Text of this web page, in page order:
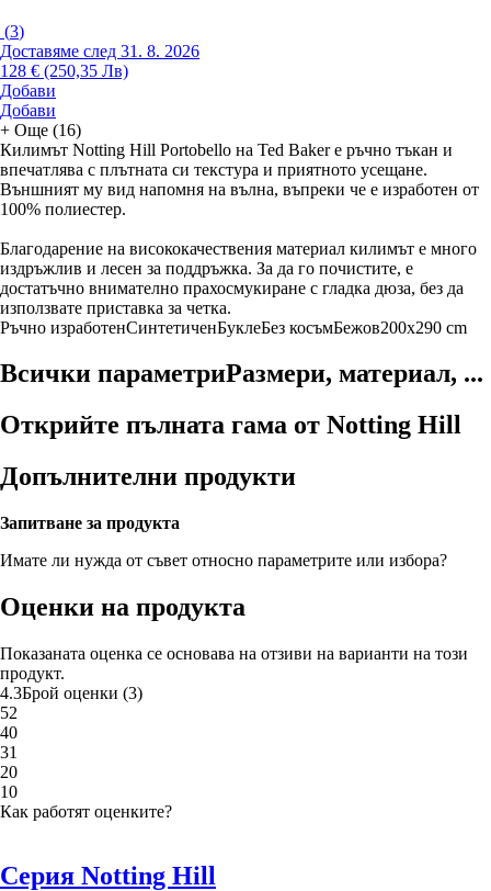
(3)
Доставяме след 31. 8. 2026
128 € (250,35 Лв)
Добави
Добави
+ Още (16)
Килимът Notting Hill Portobello на Ted Baker е ръчно тъкан и
впечатлява с плътната си текстура и приятното усещане.
Външният му вид напомня на вълна, въпреки че е изработен от
100% полиестер.
Благодарение на висококачествения материал килимът е много
издръжлив и лесен за поддръжка. За да го почистите, е
достатъчно внимателно прахосмукиране с гладка дюза, без да
използвате приставка за четка.
Ръчно изработенСинтетиченБуклеБез косъмБежов200x290 cm
Всички параметриРазмери, материал, ...
Открийте пълната гама от Notting Hill
Допълнителни продукти
Запитване за продукта
Имате ли нужда от съвет относно параметрите или избора?
Оценки на продукта
Показаната оценка се основава на отзиви на варианти на този
продукт.
4.3Брой оценки (3)
52
40
31
20
10
Как работят оценките?
Серия Notting Hill